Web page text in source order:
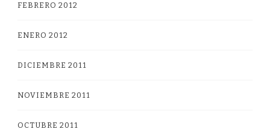
FEBRERO 2012
ENERO 2012
DICIEMBRE 2011
NOVIEMBRE 2011
OCTUBRE 2011